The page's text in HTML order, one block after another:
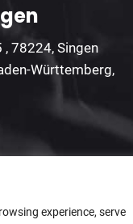
experience, serve
, 78224, Singen
Württemberg,